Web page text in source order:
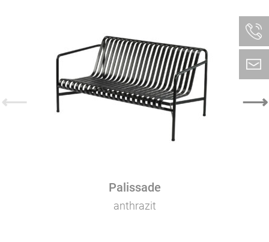
Palissade
anthrazit
⟵ ⟶